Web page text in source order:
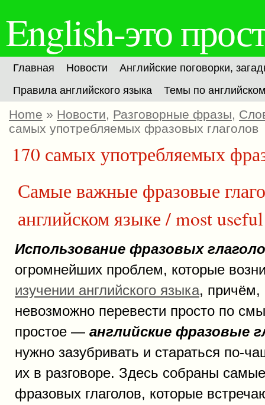
English-это
Главная Новости
Английские поговорки,
Правила английского языка
Темы по
Home » Новости Разговорные фразы
самых употребляемых фразовых глаголов
170 самых употребляемых
Самые важные фразовые
английском языке / most
Использование фразовых
огромнейших проблем, которые
изучении английского языка, причём,
невозможно перевести просто по
простое — английские фразовые
нужно зазубривать и стараться по-
их в разговоре. Здесь собраны
фразовых глаголов, которые